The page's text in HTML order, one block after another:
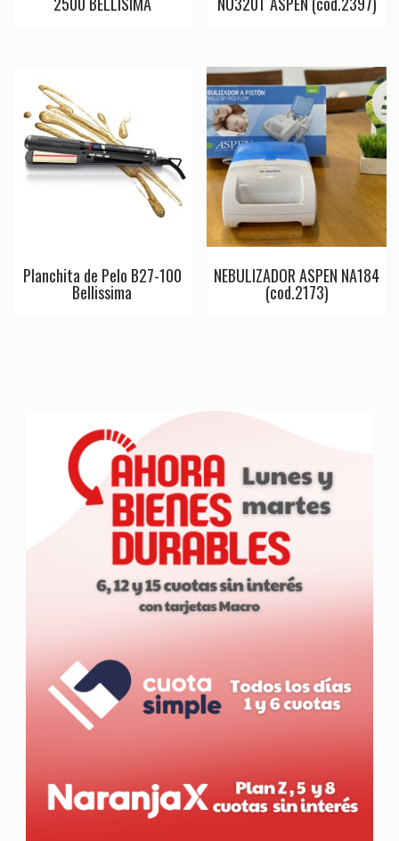
Planchita de Pelo B27-100
Bellissima
NEBULIZADOR ASPEN NA184
(cod.2173)